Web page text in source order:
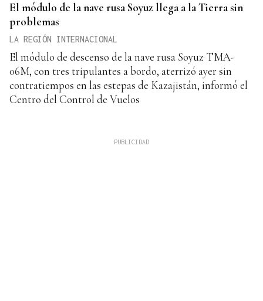
El módulo de la nave rusa Soyuz llega a la Tierra sin
problemas
LA REGIÓN INTERNACIONAL
El módulo de descenso de la nave rusa Soyuz TMA-
06M, con tres tripulantes a bordo, aterrizó ayer sin
contratiempos en las estepas de Kazajistán, informó el
Centro del Control de Vuelos